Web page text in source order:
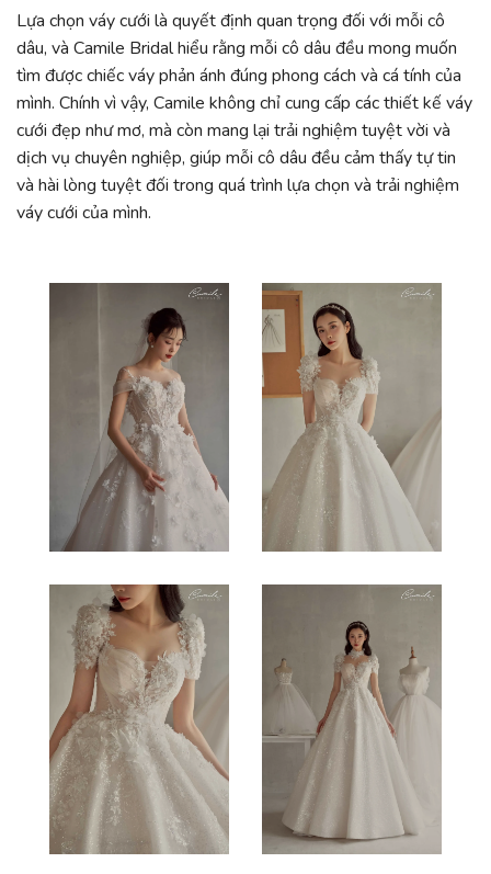
Lựa chọn váy cưới là quyết định quan trọng đối với mỗi cô
dâu, và Camile Bridal hiểu rằng mỗi cô dâu đều mong muốn
tìm được chiếc váy phản ánh đúng phong cách và cá tính của
mình. Chính vì vậy, Camile không chỉ cung cấp các thiết kế váy
cưới đẹp như mơ, mà còn mang lại trải nghiệm tuyệt vời và
dịch vụ chuyên nghiệp, giúp mỗi cô dâu đều cảm thấy tự tin
và hài lòng tuyệt đối trong quá trình lựa chọn và trải nghiệm
váy cưới của mình.